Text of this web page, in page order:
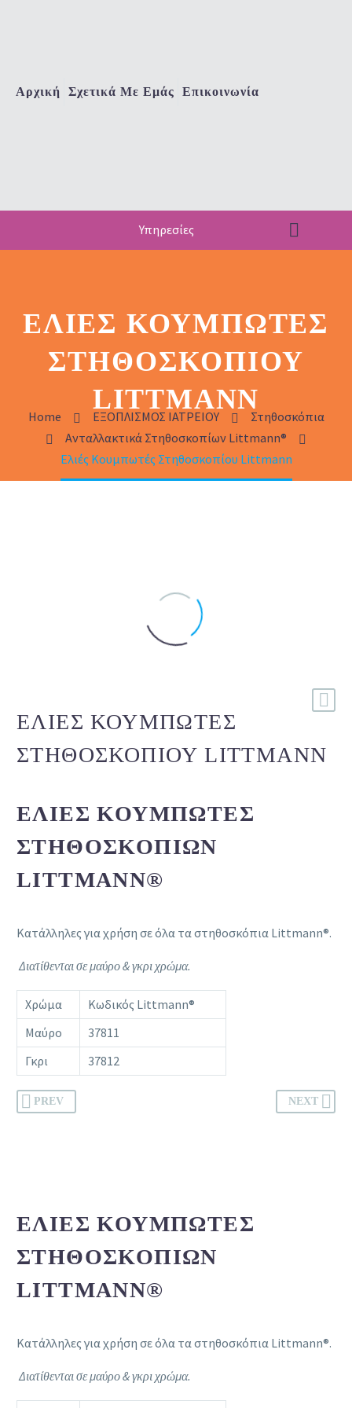
Αρχική Σχετικά Με Εμάς Επικοινωνία
Υπηρεσίες
ΕΛΙΈΣ ΚΟΥΜΠΩΤΈΣ
ΣΤΗΘΟΣΚΟΠΊΟΥ
LITTMANN
Home ΕΞΟΠΛΙΣΜΟΣ ΙΑΤΡΕΙΟΥ
Στηθοσκόπια
Ανταλλακτικά Στηθοσκοπίων Littmann®
Ελιές Κουμπωτές Στηθοσκοπίου Littmann
ΕΛΙΈΣ ΚΟΥΜΠΩΤΈΣ
ΣΤΗΘΟΣΚΟΠΊΟΥ LITTMANN
ΕΛΙΈΣ ΚΟΥΜΠΩΤΈΣ
ΣΤΗΘΟΣΚΟΠΊΩΝ
LITTMANN®
Κατάλληλες για χρήση σε όλα τα στηθοσκόπια Littmann®.
Διατίθενται σε μαύρο & γκρι χρώμα.
Χρώμα
Κωδικός Littmann®
Μαύρο
37811
Γκρι
37812
PREV NEXT
ΕΛΙΈΣ ΚΟΥΜΠΩΤΈΣ
ΣΤΗΘΟΣΚΟΠΊΩΝ
LITTMANN®
Κατάλληλες για χρήση σε όλα τα στηθοσκόπια Littmann®.
Διατίθενται σε μαύρο & γκρι χρώμα.